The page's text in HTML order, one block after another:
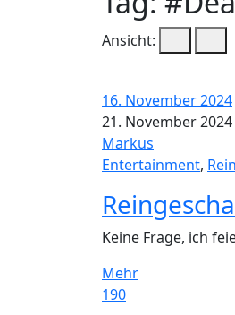
Ansicht:
16. November 2024
21. November 2024
Markus
Entertainment,
Keine Frage, ich
Mehr
190